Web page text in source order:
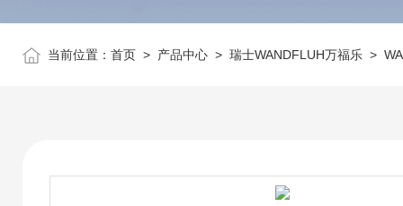
当前位置： 首页 > 产品中心 > 瑞士WANDFLUH万福乐 >